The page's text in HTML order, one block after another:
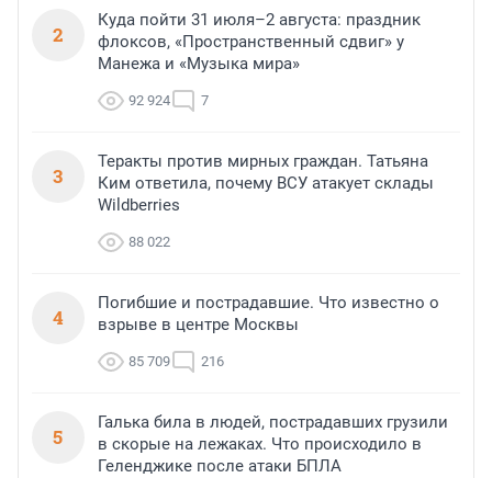
2
Куда пойти 31 июля–2 августа: праздник
флоксов, «Пространственный сдвиг» у
Манежа и «Музыка мира»
92 924 7
3
Теракты против мирных граждан. Татьяна
Ким ответила, почему ВСУ атакует склады
Wildberries
88 022
4
Погибшие и пострадавшие. Что известно о
взрыве в центре Москвы
85 709 216
5
Галька била в людей, пострадавших грузили
в скорые на лежаках. Что происходило в
Геленджике после атаки БПЛА